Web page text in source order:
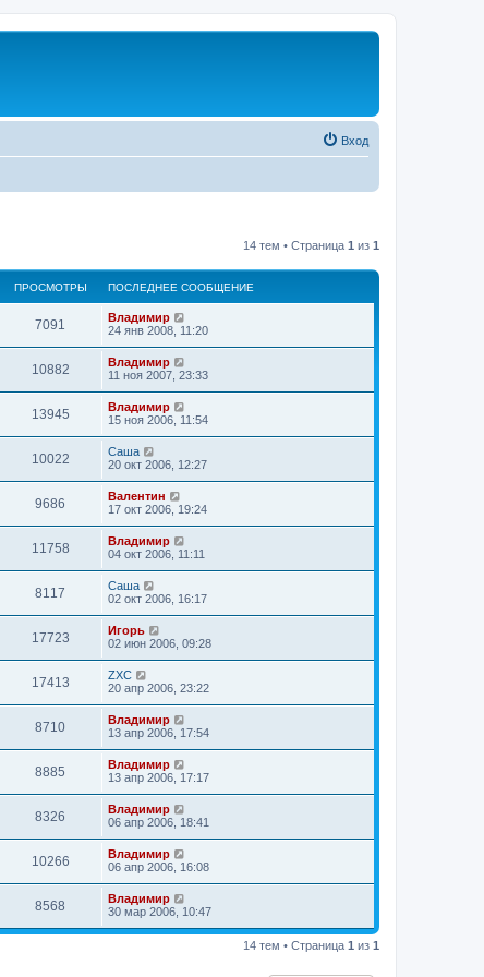
Вход
14 тем • Страница 1 из 1
ПРОСМОТРЫ ПОСЛЕДНЕЕ СООБЩЕНИЕ
7091
Владимир
24 янв 2008, 11:20
10882
Владимир
11 ноя 2007, 23:33
13945
Владимир
15 ноя 2006, 11:54
10022
Саша
20 окт 2006, 12:27
9686
Валентин
17 окт 2006, 19:24
11758
Владимир
04 окт 2006, 11:11
8117
Саша
02 окт 2006, 16:17
17723
Игорь
02 июн 2006, 09:28
17413
ZXC
20 апр 2006, 23:22
8710
Владимир
13 апр 2006, 17:54
8885
Владимир
13 апр 2006, 17:17
8326
Владимир
06 апр 2006, 18:41
10266
Владимир
06 апр 2006, 16:08
8568
Владимир
30 мар 2006, 10:47
14 тем • Страница 1 из 1